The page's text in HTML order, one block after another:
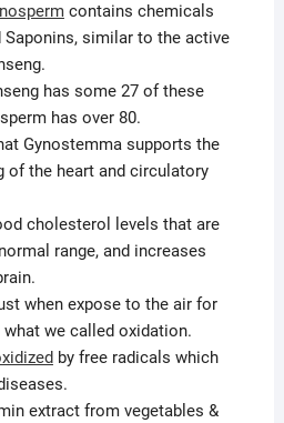
contains chemicals
similar to the active
has some 27 of these
has over 80.
Gynostemma supports the
of the heart and circulatory
cholesterol levels that are
range, and increases
when expose to the air for
we called oxidation.
by free radicals which
extract from vegetables &